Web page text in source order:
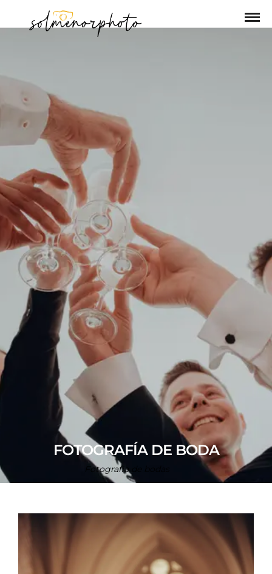
FOTOGRAFÍA DE BODA
Fotografia de bodas